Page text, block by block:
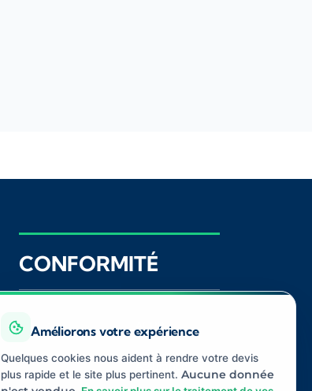
CONFORMITÉ
Registre ORIAS ACPR
CNIL
Médiateur
Assurance
Améliorons votre expérience
Quelques cookies nous aident à rendre votre devis
plus rapide et le site plus pertinent. Aucune donnée